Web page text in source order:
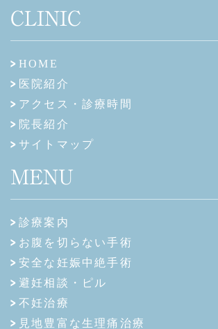
CLINIC
HOME
医院紹介
アクセス・診療時間
院長紹介
サイトマップ
MENU
診療案内
お腹を切らない手術
安全な妊娠中絶手術
避妊相談・ピル
不妊治療
見地豊富な生理痛治療